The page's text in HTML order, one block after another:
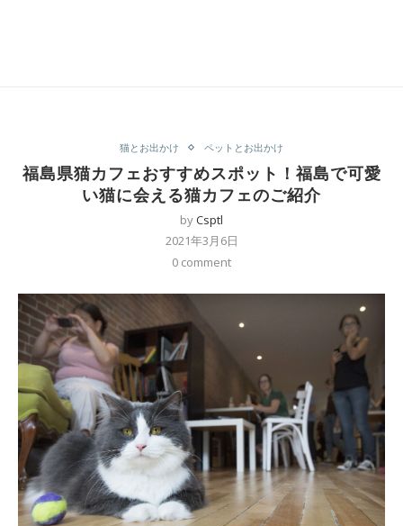
猫とお出かけ ペットとお出かけ
福島県猫カフェおすすめスポット！福島で可愛
い猫に会える猫カフェのご紹介
byCsptl
2021年3月6日
0 comment